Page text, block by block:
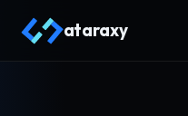
ataraxy